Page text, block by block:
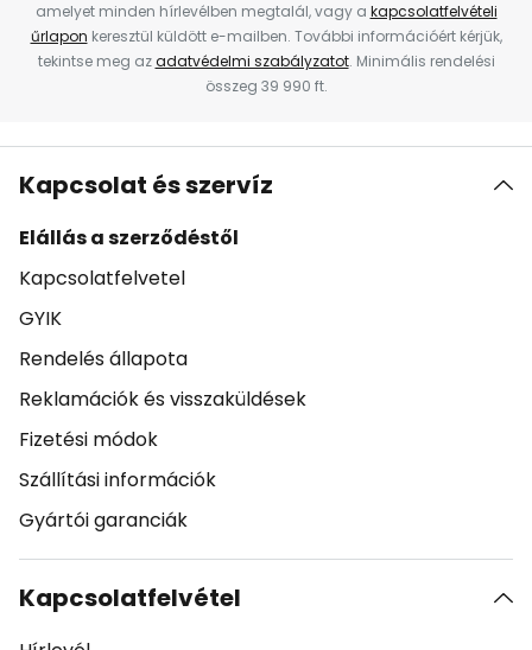
amelyet minden hírlevélben megtalál, vagy a kapcsolatfelvételi
űrlapon keresztül küldött e-mailben. További információért kérjük,
tekintse meg azadatvédelmi szabályzatot. Minimális rendelési
összeg 39 990 ft.
Kapcsolat és szervíz
Elállás a szerződéstől
Kapcsolatfelvetel
GYIK
Rendelés állapota
Reklamációk és visszaküldések
Fizetési módok
Szállítási információk
Gyártói garanciák
Kapcsolatfelvétel